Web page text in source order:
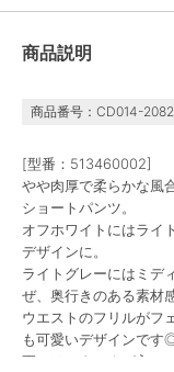
商品説明
商品番号：CD014-
[型番：513460002]
やや肉厚で柔らかな風
ショートパンツ。
オフホワイトにはライ
デザインに。
ライトグレーにはミデ
ぜ、奥行きのある素材
ウエストのフリルがフ
も可愛いデザインです
更には、タックが入っ